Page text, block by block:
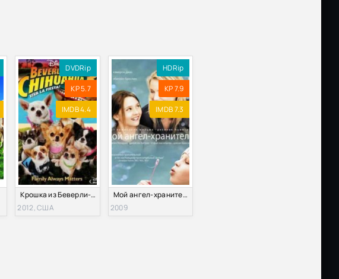
DVDRip
KP 5.7
IMDB 4.4
Крошка из Беверли-Хиллз 3 (2012)
2012, США
HDRip
KP 7.9
IMDB 7.3
Мoй ангел-хранитель (2009)
2009